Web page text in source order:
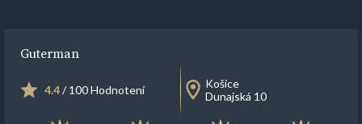
Guterman
4.4/ 100 Hodnotení
Košice
Dunajská 10